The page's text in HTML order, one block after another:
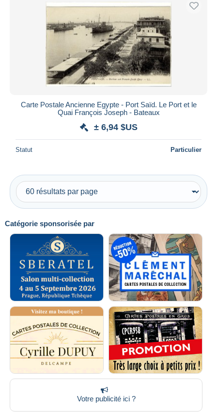
Uniquement en réduction
Livraison gratuite
Méthodes de paiement
PayPal
Virement bancaire
Visa
Bancontact
iDeal
Monde entier
Appliquer
Catégorie sponsorisée par
Votre publicité ici ?
Carte Postale Ancienne Egypte - Port Saïd. Le Port et le
Quai François Joseph - Bateaux
± 6,94 $US
Statut Particulier